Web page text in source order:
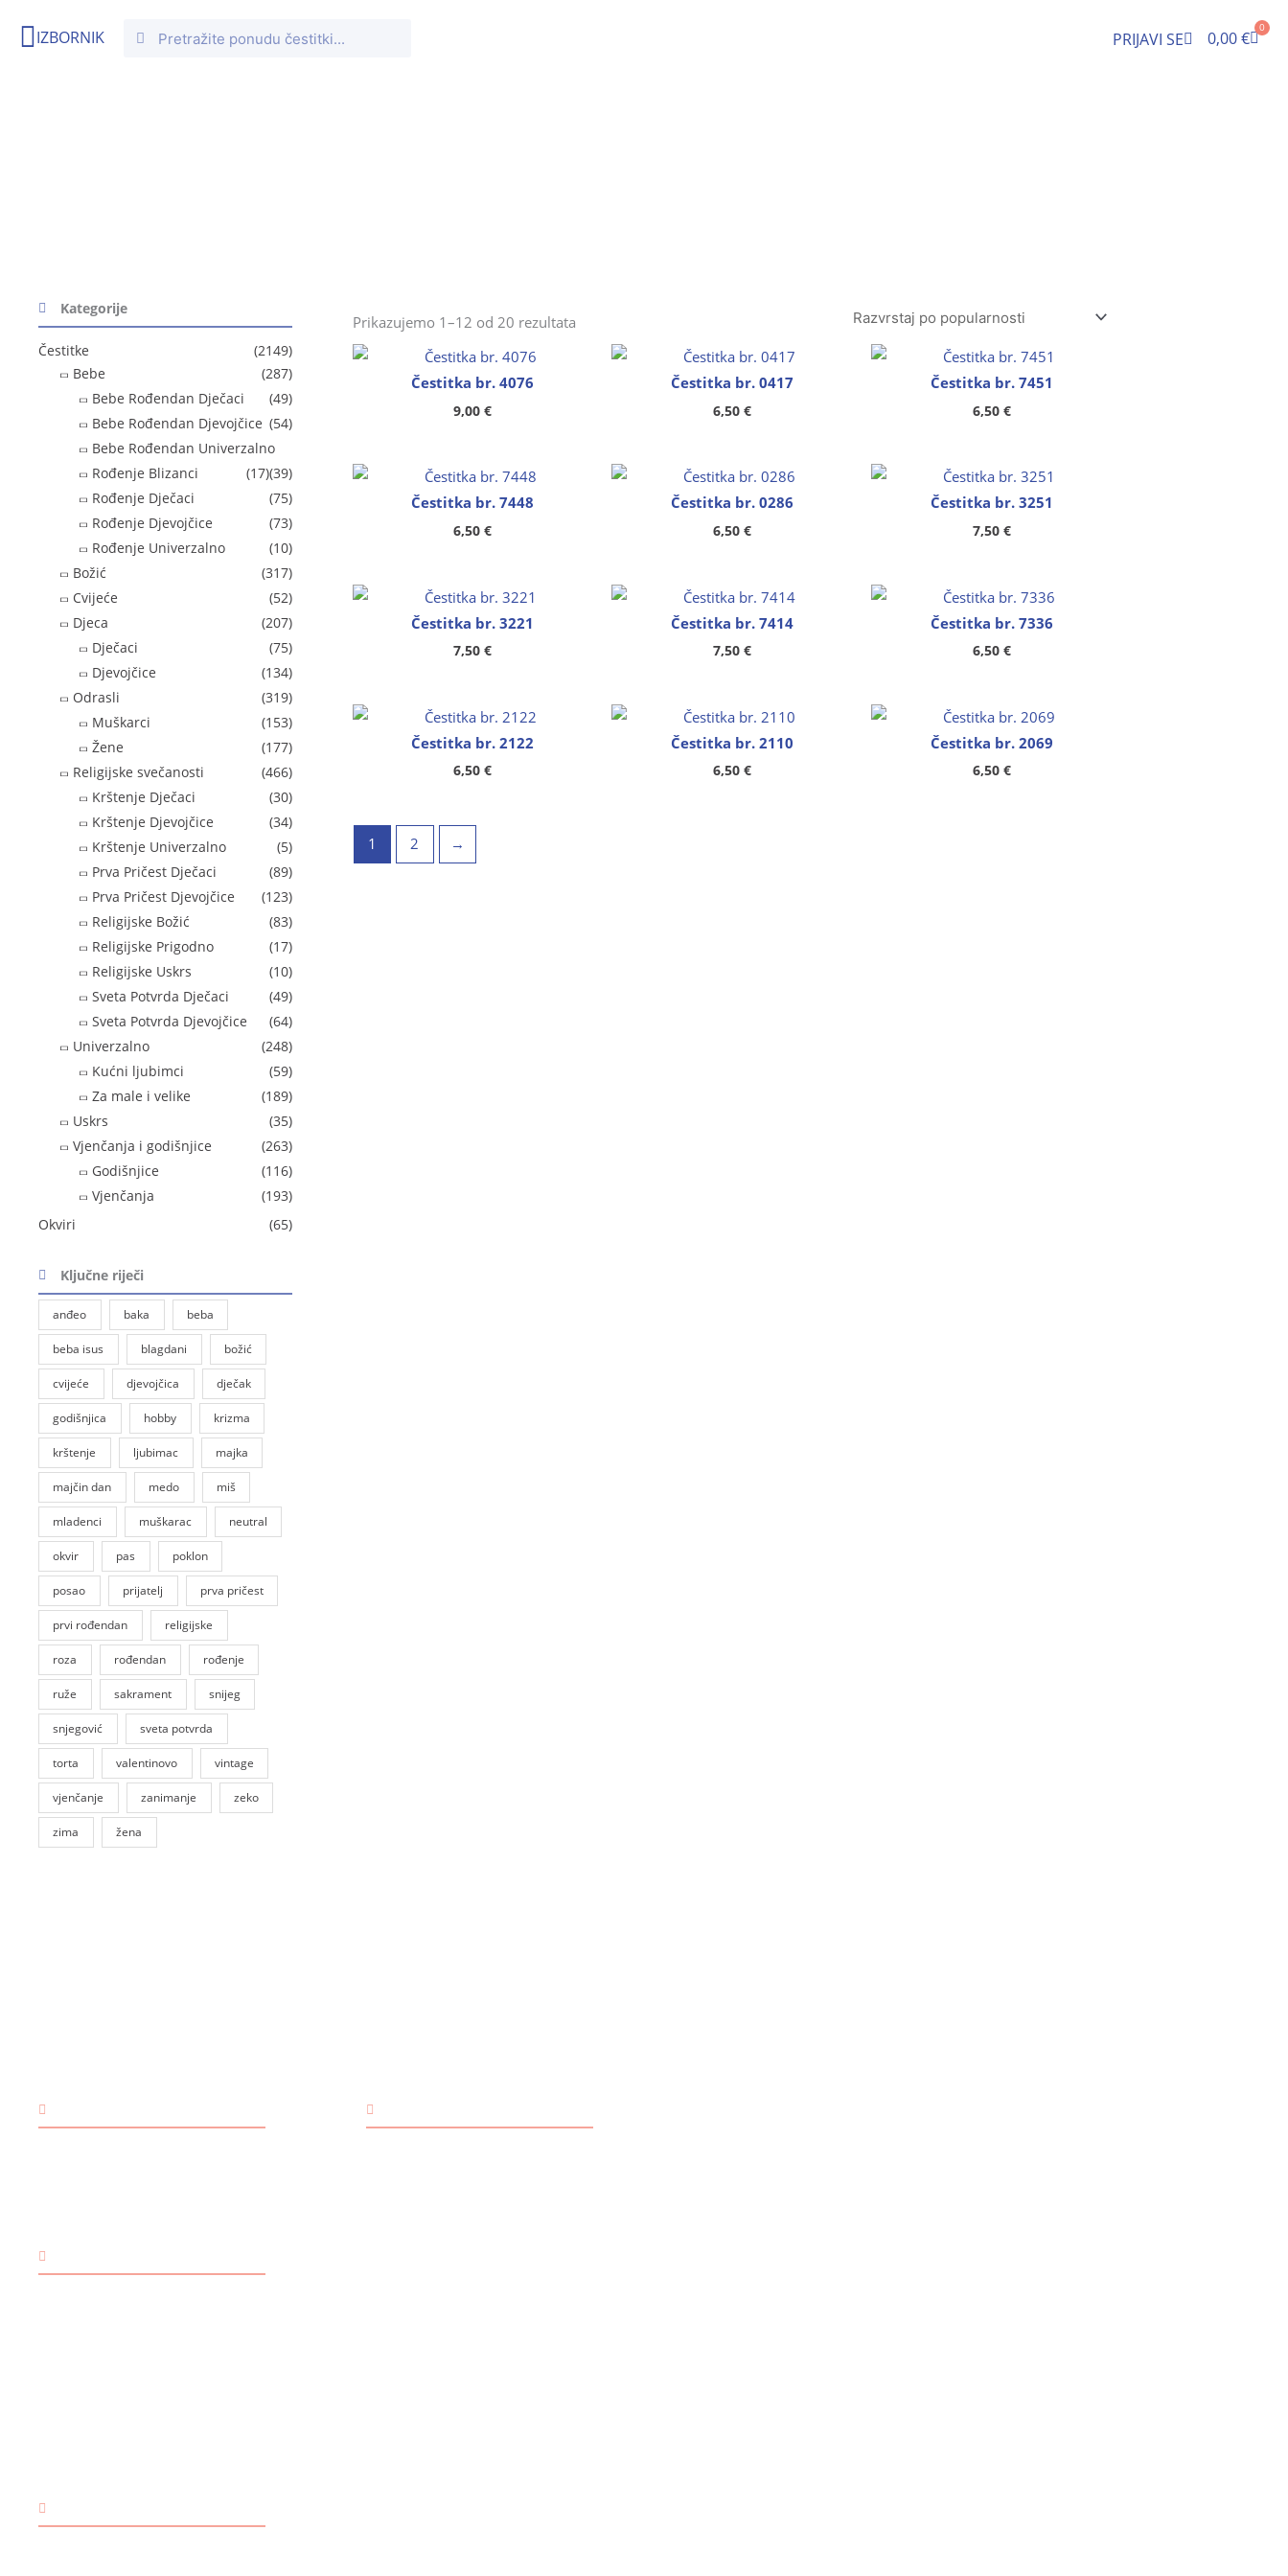
IZBORNIK Search
Search PRIJAVI SE 0,00€
0
Cart
Kategorije
Čestitke
(2149)
Bebe
(287)
Bebe Rođendan Dječaci
(49)
Bebe Rođendan Djevojčice (54)
Bebe Rođendan Univerzalno
(39)
Rođenje Blizanci
(17)
Rođenje Dječaci
(75)
Rođenje Djevojčice
(73)
Rođenje Univerzalno
(10)
Božić
(317)
Cvijeće
(52)
Djeca
(207)
Dječaci
(75)
Djevojčice
(134)
Odrasli
(319)
Muškarci
(153)
Žene
(177)
Religijske svečanosti
(466)
Krštenje Dječaci
(30)
Krštenje Djevojčice
(34)
Krštenje Univerzalno
(5)
Prva Pričest Dječaci
(89)
Prva Pričest Djevojčice
(123)
Religijske Božić
(83)
Religijske Prigodno
(17)
Religijske Uskrs
(10)
Sveta Potvrda Dječaci
(49)
Sveta Potvrda Djevojčice
(64)
Univerzalno
(248)
Kućni ljubimci
(59)
Za male i velike
(189)
Uskrs
(35)
Vjenčanja i godišnjice
(263)
Godišnjice
(116)
Vjenčanja
(193)
Okviri
(65)
Ključne riječi
anđeo baka beba
beba isus blagdani božić
cvijeće djevojčica dječak
godišnjica hobby krizma
krštenje ljubimac majka
majčin dan medo miš
mladenci muškarac neutral
okvir pas poklon
posao prijatelj prva pričest
prvi rođendan religijske
roza rođendan rođenje
ruže sakrament snijeg
snjegović sveta potvrda
torta valentinovo vintage
vjenčanje zanimanje zeko
zima žena
Prikazujemo 1–12 od 20 rezultatapo
Čestitka br. 4076
9,00€
Čestitka br. 0417
6,50 €
Čestitka br. 7451
6,50 €
Čestitka br. 7448
6,50€
Čestitka br. 0286
6,50 €
Čestitka br. 3251
7,50 €
Čestitka br. 3221
7,50€
Čestitka br. 7414
7,50 €
Čestitka br. 7336
6,50 €
Čestitka br. 2122
6,50€
Čestitka br. 2110
6,50 €
Čestitka br. 2069
6,50 €
1 2 →